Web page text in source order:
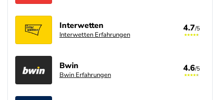
Interwetten
Interwetten Erfahrungen
4.7/5
Bwin
Bwin Erfahrungen
4.6/5